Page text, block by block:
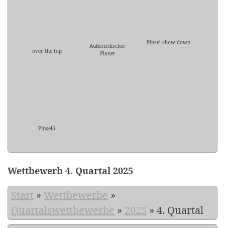
over the top
Außerirdischer
Planet
Pinsel show down
Pinsel3
Wettbewerb 4. Quartal 2025
Start » Wettbewerbe »
Quartalswettbewerbe » 2025 » 4. Quartal